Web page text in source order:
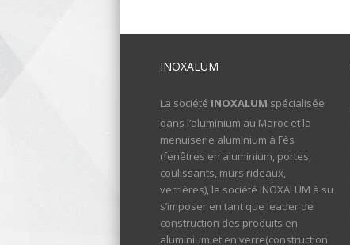
INOXALUM
La société INOXALUM spécialisée
dans l’aluminium au Maroc et la
menuiserie aluminium à Fès
(fenêtres en aluminium, portes,
coulissants, murs rideaux,
verrières), la société INOXALUM à su
s’imposer en tant que leader de
construction des produits en
aluminium et en verre(construction